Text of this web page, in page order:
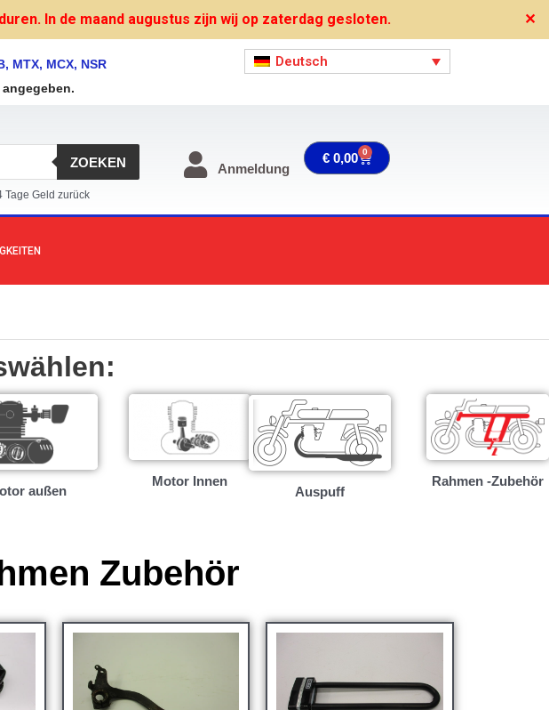
In de maand augustus zijn wij op zaterdag gesloten. ✕
MTX, MCX, NSR
Deutsch
ZOEKEN
Tage Geld zurück
Anmeldung
€ 0,00 0 Warenkorb
außen
Motor Innen
Auspuff
Rahmen -Zubehör
Zubehör